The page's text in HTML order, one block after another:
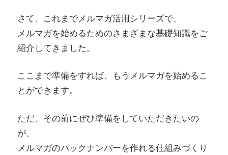
さて、これまでメルマガ活用シリーズで、
メルマガを始めるためのさまざまな基礎知識をご
紹介してきました。
ここまで準備をすれば、もうメルマガを始めるこ
とができます。
ただ、その前にぜひ準備をしていただきたいの
が、
メルマガのバックナンバーを作れる仕組みづくり